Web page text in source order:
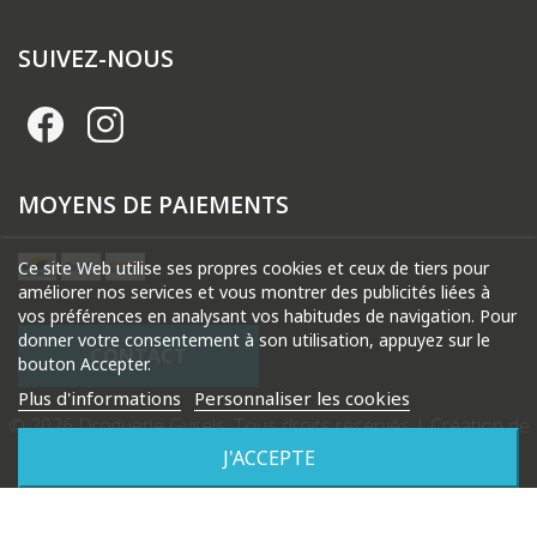
Ce site Web utilise ses propres cookies et ceux de tiers pour
améliorer nos services et vous montrer des publicités liées à
vos préférences en analysant vos habitudes de navigation. Pour
donner votre consentement à son utilisation, appuyez sur le
bouton Accepter.
Plus d'informations Personnaliser les cookies
J'ACCEPTE
SUIVEZ-NOUS
MOYENS DE PAIEMENTS
CONTACT
© 2026 Droguerie Gysels. Tous droits réservés |Création de
site internet Produweb™